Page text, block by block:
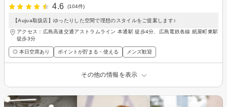
4.6
(104件)
【Aujua取扱店】ゆったりした空間で理想のスタイルをご提案します♪
アクセス：広島高速交通アストラムライン 本通駅 徒歩4分、広島電鉄各線 紙屋町東駅
徒歩3分
◎ 本日空席あり ポイントが貯まる・使える メンズ歓迎
その他の情報を表示